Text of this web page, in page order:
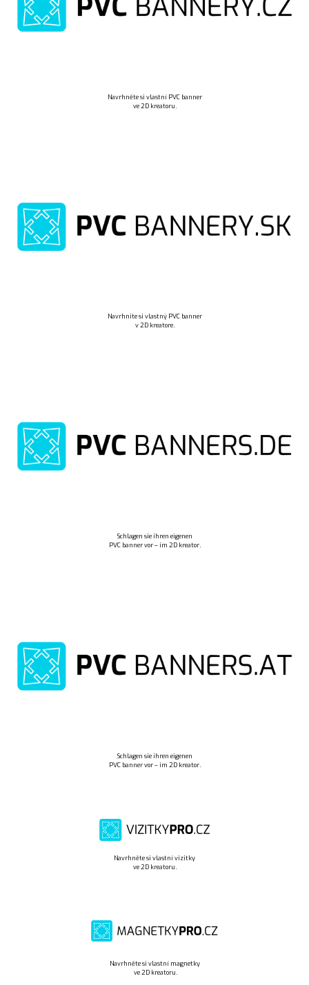
Navrhněte si vlastní PVC banner
ve 2D kreatoru.
Navrhnite si vlastný PVC banner
v 2D kreatore.
Schlagen sie ihren eigenen
PVC banner vor – im 2D kreator.
Schlagen sie ihren eigenen
PVC banner vor – im 2D kreator.
Navrhněte si vlastní vizitky
ve 2D kreatoru.
Navrhněte si vlastní magnetky
ve 2D kreatoru.